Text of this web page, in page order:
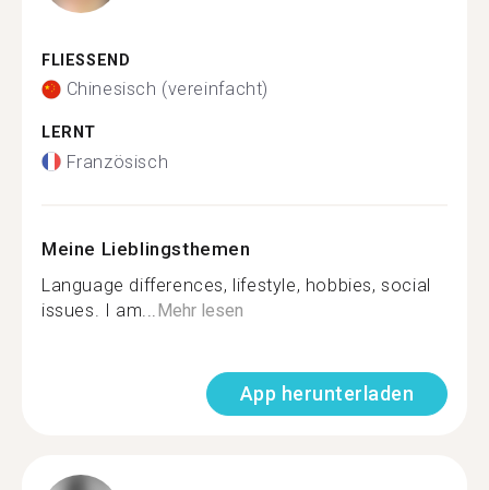
FLIESSEND
Chinesisch (vereinfacht)
LERNT
Französisch
Meine Lieblingsthemen
Language differences, lifestyle, hobbies, social
issues. I am... Mehr lesen
App herunterladen